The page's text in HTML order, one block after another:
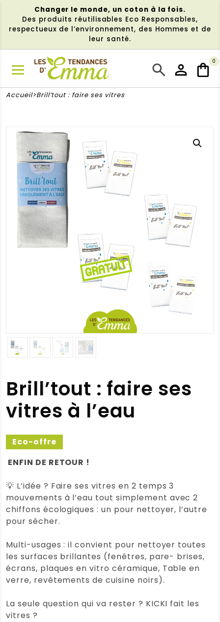
contenu
Changer le monde, un coton à la fois.
Des produits réutilisables Eco Responsables,
respectueux de l’environnement, des Hommes et de
leur santé.
0
Accueil Brill’tout : faire ses vitres
Brill’tout : faire ses
vitres à l’eau
Eco-offre
ENFIN DE RETOUR !
💡 L’idée ? Faire ses vitres en 2 temps 3
mouvements à l’eau tout simplement avec 2
chiffons écologiques : un pour nettoyer, l’autre
pour sécher.
Multi-usages : il convient pour nettoyer toutes
les surfaces brillantes (fenêtres, pare- brises,
écrans, plaques en vitro céramique, Table en
verre, revêtements de cuisine noirs).
La seule question qui va rester ? KICKI fait les
vitres ?